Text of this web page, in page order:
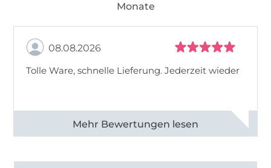
Monate
08.08.2026
Tolle Ware, schnelle Lieferung. Jederzeit wieder
Alle 83013 Bewertungen ansehen